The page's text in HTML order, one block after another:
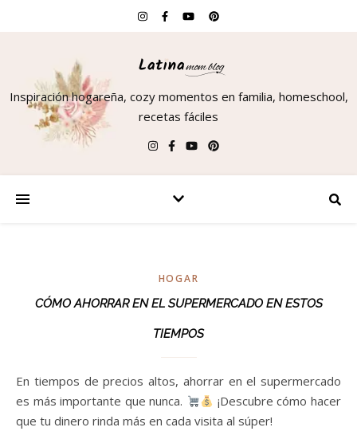
Inspiración hogareña, cozy momentos en familia, homeschool,
recetas fáciles
HOGAR
CÓMO AHORRAR EN EL SUPERMERCADO EN ESTOS
TIEMPOS
En tiempos de precios altos, ahorrar en el supermercado
es más importante que nunca.
¡Descubre cómo hacer
que tu dinero rinda más en cada visita al súper!